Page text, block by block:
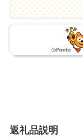
返礼品説明